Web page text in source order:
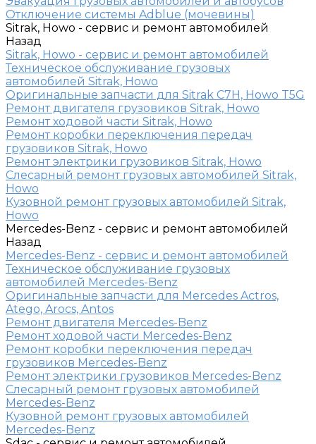
Отключение системы Adblue (мочевины)
Sitrak, Howo - сервис и ремонт автомобилей
Назад
Sitrak, Howo - сервис и ремонт автомобилей
Техническое обслуживание грузовых
автомобилей Sitrak, Howo
Оригинальные запчасти для Sitrak C7H, Howo T5G
Ремонт двигателя грузовиков Sitrak, Howo
Ремонт ходовой части Sitrak, Howo
Ремонт коробки переключения передач
грузовиков Sitrak, Howo
Ремонт электрики грузовиков Sitrak, Howo
Слесарный ремонт грузовых автомобилей Sitrak,
Howo
Кузовной ремонт грузовых автомобилей Sitrak,
Howo
Mercedes-Benz - сервис и ремонт автомобилей
Назад
Mercedes-Benz - сервис и ремонт автомобилей
Техническое обслуживание грузовых
автомобилей Mercedes-Benz
Оригинальные запчасти для Mercedes Actros,
Atego, Arocs, Antos
Ремонт двигателя Mercedes-Benz
Ремонт ходовой части Mercedes-Benz
Ремонт коробки переключения передач
грузовиков Mercedes-Benz
Ремонт электрики грузовиков Mercedes-Benz
Слесарный ремонт грузовых автомобилей
Mercedes-Benz
Кузовной ремонт грузовых автомобилей
Mercedes-Benz